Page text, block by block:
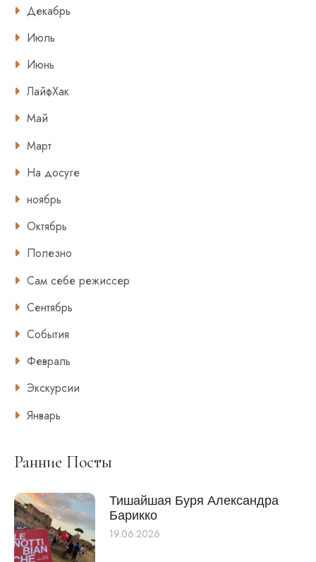
Декабрь
Июль
Июнь
ЛайфХак
Май
Март
На досуге
ноябрь
Октябрь
Полезно
Сам себе режиссер
Сентябрь
События
Февраль
Экскурсии
Январь
Ранние Посты
Тишайшая Буря Александра
Барикко
19.06.2026